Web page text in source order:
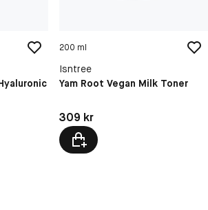
200 ml
Isntree
Yam Root Vegan Milk Toner
Pris: 309 kr
309 kr